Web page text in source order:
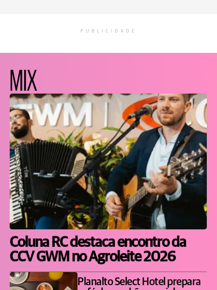
PUBLICIDADE
MIX
Coluna RC destaca encontro da
CCV GWM no Agroleite 2026
Planalto Select Hotel prepara